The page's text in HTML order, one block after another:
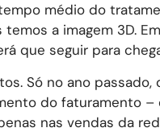
médio do
a imagem 3D.
que seguir para
Só no ano
do faturamento –
nas vendas da